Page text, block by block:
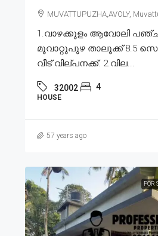
MUVATTUPUZHA,AVOLY,
1.വാഴക്കുളം ആവോലി
മൂവാറ്റുപുഴ താലൂക്ക് 8.5
വീട് വില്പനക്ക്. 2.വില...
32002 4
HOUSE
57 years ago
FOR